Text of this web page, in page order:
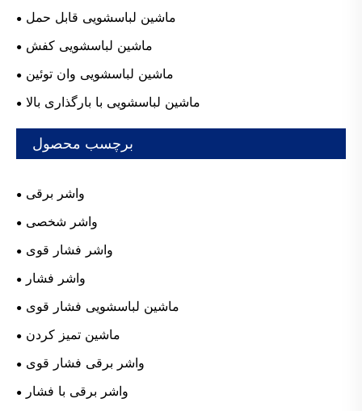
ماشین لباسشویی قابل حمل
ماشین لباسشویی کفش
ماشین لباسشویی وان توئین
ماشین لباسشویی با بارگذاری بالا
برچسب محصول
واشر برقی
واشر شخصی
واشر فشار قوی
واشر فشار
ماشین لباسشویی فشار قوی
ماشین تمیز کردن
واشر برقی فشار قوی
واشر برقی با فشار